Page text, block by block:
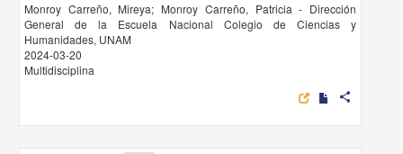
Monroy Carreño, Mireya; Monroy Carreño, Patricia - Dirección
General de la Escuela Nacional Colegio de Ciencias y
Humanidades, UNAM
2024-03-20
Multidisciplina
share